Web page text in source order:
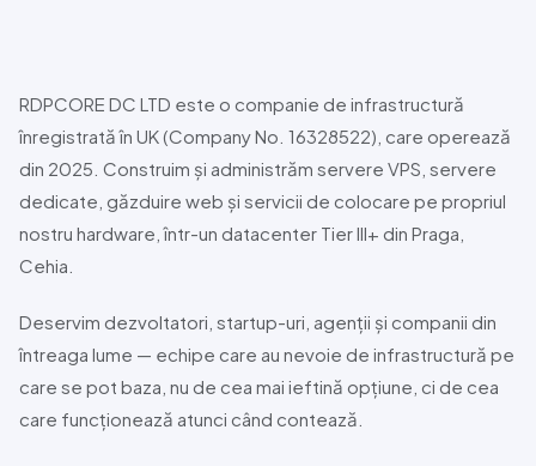
RDPCORE DC LTD este o companie de infrastructură
înregistrată în UK (Company No. 16328522), care operează
din 2025. Construim și administrăm servere VPS, servere
dedicate, găzduire web și servicii de colocare pe propriul
nostru hardware, într-un datacenter TierIII+ din Praga,
Cehia.
Deservim dezvoltatori, startup-uri, agenții și companii din
întreaga lume — echipe care au nevoie de infrastructură pe
care se pot baza, nu de cea mai ieftină opțiune, ci de cea
care funcționează atunci când contează.